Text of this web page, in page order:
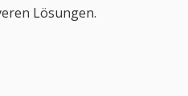
Lösungen.